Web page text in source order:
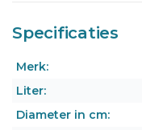
Specificaties
Merk:
Liter:
Diameter in cm: